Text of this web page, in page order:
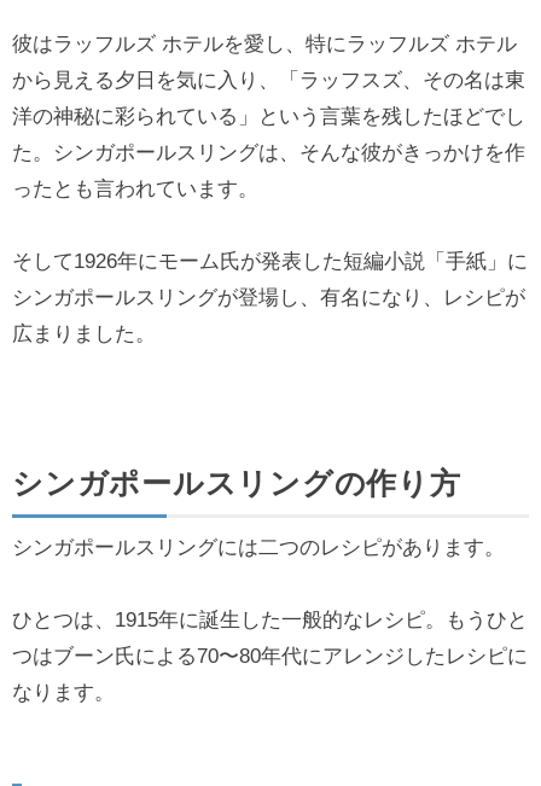
彼はラッフルズ ホテルを愛し、特にラッフルズ ホテル
から見える夕日を気に入り、「ラッフスズ、その名は東
洋の神秘に彩られている」という言葉を残したほどでし
た。シンガポールスリングは、そんな彼がきっかけを作
ったとも言われています。
そして1926年にモーム氏が発表した短編小説「手紙」に
シンガポールスリングが登場し、有名になり、レシピが
広まりました。
シンガポールスリングの作り方
シンガポールスリングには二つのレシピがあります。
ひとつは、1915年に誕生した一般的なレシピ。もうひと
つはブーン氏による70〜80年代にアレンジしたレシピに
なります。